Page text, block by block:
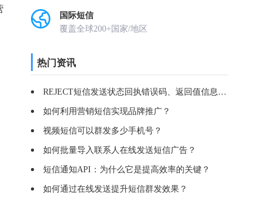
国际短信
覆盖全球200+国家/地区
热门资讯
REJECT短信发送状态回执错误码、返回值信息、错误原因
如何利用营销短信实现品牌推广？
视频短信可以群发多少手机号？
如何批量导入联系人在线发送短信广告？
短信通知API：为什么它是提高效率的关键？
如何通过在线发送提升短信群发效果？